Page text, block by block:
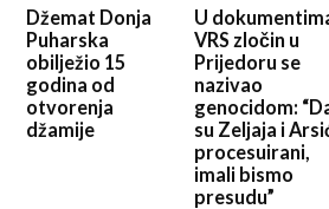
Džemat Donja
Puharska
obilježio 15
godina od
otvorenja
džamije
U
VRS zločin u
Prijedoru se
nazivao
genocidom:
su Zeljaja i
procesuirani,
imali bismo
presudu”